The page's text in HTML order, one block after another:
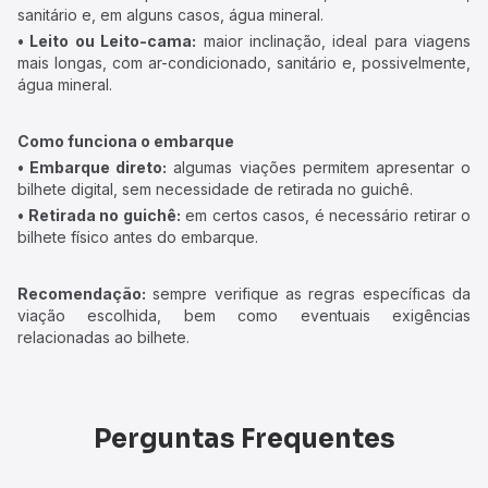
sanitário e, em alguns casos, água mineral.
• Leito ou Leito-cama: maior inclinação, ideal para viagens
mais longas, com ar-condicionado, sanitário e, possivelmente,
água mineral.
Como funciona o embarque
• Embarque direto: algumas viações permitem apresentar o
bilhete digital, sem necessidade de retirada no guichê.
• Retirada no guichê: em certos casos, é necessário retirar o
bilhete físico antes do embarque.
Recomendação: sempre verifique as regras específicas da
viação escolhida, bem como eventuais exigências
relacionadas ao bilhete.
Perguntas Frequentes